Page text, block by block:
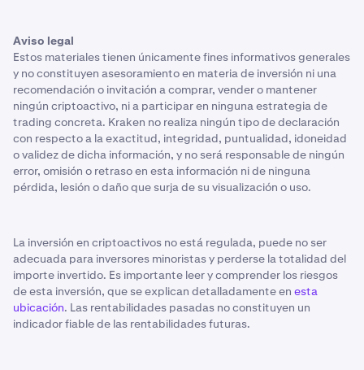
Aviso legal
Estos materiales tienen únicamente fines informativos generales
y no constituyen asesoramiento en materia de inversión ni una
recomendación o invitación a comprar, vender o mantener
ningún criptoactivo, ni a participar en ninguna estrategia de
trading concreta. Kraken no realiza ningún tipo de declaración
con respecto a la exactitud, integridad, puntualidad, idoneidad
o validez de dicha información, y no será responsable de ningún
error, omisión o retraso en esta información ni de ninguna
pérdida, lesión o daño que surja de su visualización o uso.
La inversión en criptoactivos no está regulada, puede no ser
adecuada para inversores minoristas y perderse la totalidad del
importe invertido. Es importante leer y comprender los riesgos
de esta inversión, que se explican detalladamente en esta
ubicación. Las rentabilidades pasadas no constituyen un
indicador fiable de las rentabilidades futuras.